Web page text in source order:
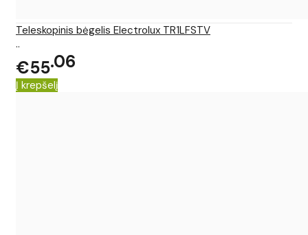
Teleskopinis bėgelis Electrolux TR1LFSTV
..
€5506
Į krepšelį